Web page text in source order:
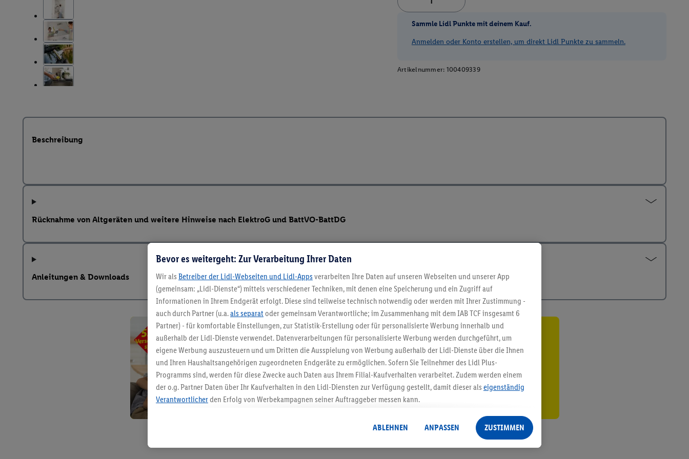
Sammle Lidl Punkte mit deinem Kauf.
Anmelden oder Konto erstellen, um direkt Lidl Punkte zu sammeln.
Artikelnummer: 100409339
Beschreibung
Rücknahme von Altgeräten und weitere Hinweise nach ElektroG und BattVO-BattDG
Anleitungen & Downloads
5.95 € Versand sparen³²ᵃ
Jetzt zum Newsletter anmelden
Gutschein sichern!
Bevor es weitergeht: Zur Verarbeitung Ihrer Daten
Wir als Betreiber der Lidl-Webseiten und Lidl-Apps verarbeiten Ihre Daten auf unseren Webseiten und unserer App
(gemeinsam: „Lidl-Dienste“) mittels verschiedener Techniken, mit denen eine Speicherung und ein Zugriff auf
Informationen in Ihrem Endgerät erfolgt. Diese sind teilweise technisch notwendig oder werden mit Ihrer Zustimmung -
auch durch Partner (u.a.als separat oder gemeinsam Verantwortliche; im Zusammenhang mit dem IAB TCF insgesamt 6
Partner) - für komfortable Einstellungen, zur Statistik-Erstellung oder für personalisierte Werbung innerhalb und
außerhalb der Lidl-Dienste verwendet. Datenverarbeitungen für personalisierte Werbung werden durchgeführt, um
eigene Werbung auszusteuern und um Dritten die Ausspielung von Werbung außerhalb der Lidl-Dienste über die Ihnen
und Ihren Haushaltsangehörigen zugeordneten Endgeräte zu ermöglichen. Sofern Sie Teilnehmer des Lidl Plus-
Programms sind, werden für diese Zwecke auch Daten aus Ihrem Filial-Kaufverhalten verarbeitet. Zudem werden einem
der o.g. Partner Daten über Ihr Kaufverhalten in den Lidl-Diensten zur Verfügung gestellt, damit dieser als eigenständig
Verantwortlicherden Erfolg von Werbekampagnen seiner Auftraggeber messen kann.
angereicherten Profilen. Dies umfasst die Zusammenführung von Daten (z.B. über Ihre Nutzung der Lidl-Dienste, Ihr
Kaufverhalten in den Lidl-Diensten, Informationen aus Ihrem Kundenkonto - z.B. Alter oder Geschlecht - sowie Ihre
genauen Standortdaten) auch über verschiedene Endgeräte und Lidl-Dienste hinweg einschließlich dem Speichern von
ABLEHNEN ANPASSEN ZUSTIMMEN